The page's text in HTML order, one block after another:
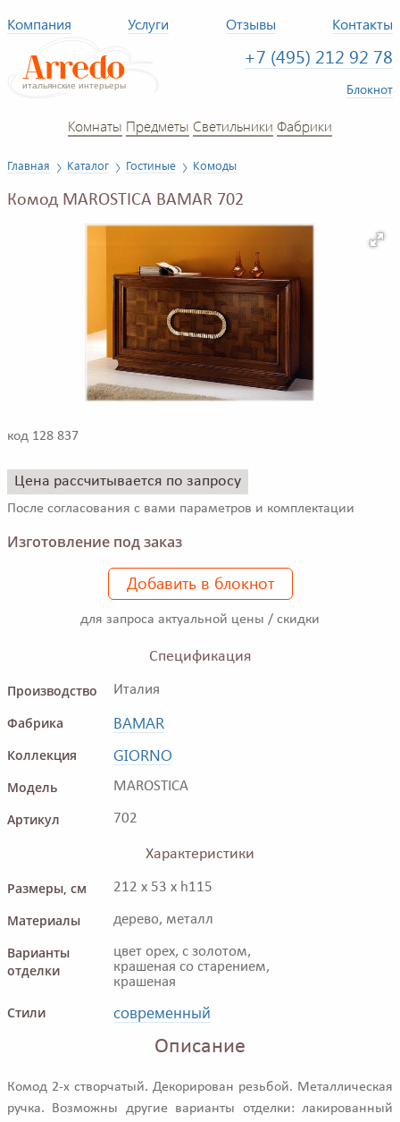
Компания Услуги Отзывы Контакты
+7 (495) 212 92 78
Блокнот
Комнаты Предметы Светильники Фабрики
Главная Каталог Гостиные Комоды
Комод MAROSTICA BAMAR 702
код 128 837
Цена рассчитывается по запросу
После согласования с вами параметров и комплектации
Изготовление под заказ
Добавить в блокнот
для запроса актуальной цены / скидки
Спецификация
Производство
Италия
Фабрика BAMAR
Коллекция GIORNO
Модель MAROSTICA
Артикул 702
Характеристики
Размеры, см
212 x 53 x h115
Материалы дерево, металл
Варианты
отделки
цвет орех, с золотом,
крашеная со старением,
крашеная
Стили современный
Описание
Комод 2-х створчатый. Декорирован резьбой. Металлическая
ручка. Возможны другие варианты отделки: лакированный